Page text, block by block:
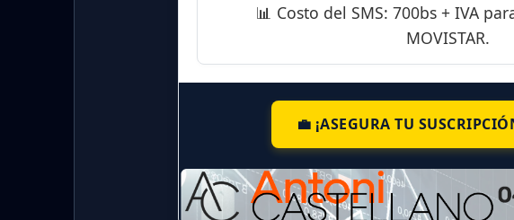
📊 Costo del SMS: 700bs + IVA
MOVISTAR.
💼 ¡ASEGURA TU